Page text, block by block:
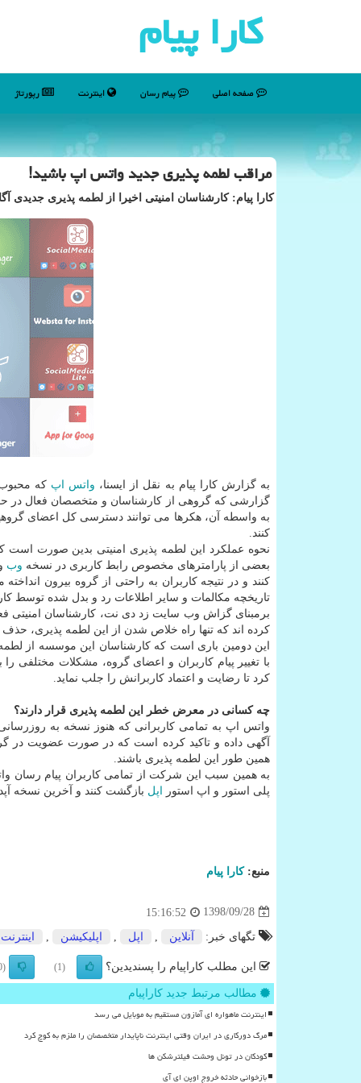
كارا پیام
صفحه اصلی پیام رسان اینترنت رپورتاژ
مراقب لطمه پذیری جدید واتس اپ باشید!
كارا پیام: كارشناسان امنیتی اخیرا از لطمه پذیری
به گزارش كارا پیام به نقل از ایسنا، واتس اپ كه
گزارشی كه گروهی از كارشناسان و متخصصان فعال در
به واسطه آن، هكرها می توانند دسترسی كل اعضای
كنند.
نحوه عملكرد این لطمه پذیری امنیتی بدین صورت است
بعضی از پارامترهای مخصوص رابط كاربری در نسخه وب
كنند و در نتیجه كاربران به راحتی از گروه بیرون
تاریخچه مكالمات و سایر اطلاعات رد و بدل شده توسط
برمبنای گزاش وب سایت زد دی نت، كارشناسان امنیتی
كرده اند كه تنها راه خلاص شدن از این لطمه پذیری،
با تغییر پیام كاربران و اعضای گروه، مشكلات مختلفی
كرد تا رضایت و اعتماد كاربرانش را جلب نماید.
چه كسانی در معرض خطر این لطمه پذیری قرار دارند؟
واتس اپ به تمامی كاربرانی كه هنوز نسخه به
آگهی داده و تاكید كرده است كه در صورت عضویت در
همین طور این لطمه پذیری باشند.
به همین سبب این شركت از تمامی كاربران پیام رسان
پلی استور و اپ استور
اپل بازگشت كنند و آخرین نسخه
منبع:كارا پیام
1398/09/28
15:16:52
تگهای خبر:
آنلاین اپل اپلیكیشن اینترنت
این مطلب کاراپیام را پسندیدین؟ (1)
(0)
مطالب مرتبط جدید کاراپیام
اینترنت ماهواره ای آمازون مستقیم به موبایل می رسد
مرگ دورکاری در ایران وقتی اینترنت ناپایدار متخصصان را ملزم به کوچ کرد
کودکان در تونل وحشت فیلترشکن ها
بازخوانی حادثه خروج اوپن ای آی